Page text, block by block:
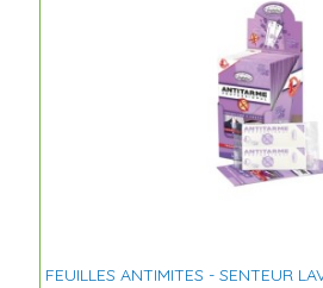
FEUILLES ANTIMITES - SENTEUR